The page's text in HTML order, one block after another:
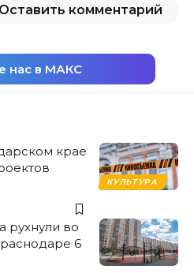
Оставить комментарий
нас в МАКС
КУЛЬТУРА
крае
рухнули во
6